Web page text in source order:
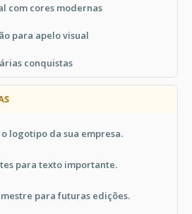
com cores modernas
para apelo visual
conquistas
logotipo da sua empresa.
para texto importante.
para futuras edições.